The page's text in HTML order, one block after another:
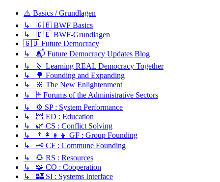
⚠️ Basics / Grundlagen
↳ 🇬🇧 BWF Basics
↳ 🇩🇪 BWF-Grundlagen
🇬🇧 Future Democracy
↳ 📬 Future Democracy Updates Blog
↳ 📗 Learning REAL Democracy Together
↳ 🌳 Founding and Expanding
↳ 🔆 The New Enlightenment
↳ 🗄️ Forums of the Administrative Sectors
↳ ⚙️ SP : System Performance
↳ 🦉 ED : Education
↳ 🌿 CS : Conflict Solving
↳ 👨‍👩‍👧‍👦 GF : Group Founding
↳ 🗝️ CF : Commune Founding
↳ 🌻 RS : Resources
↳ 🧩 CO : Cooperation
↳ 🏰 SI : Systems Interface